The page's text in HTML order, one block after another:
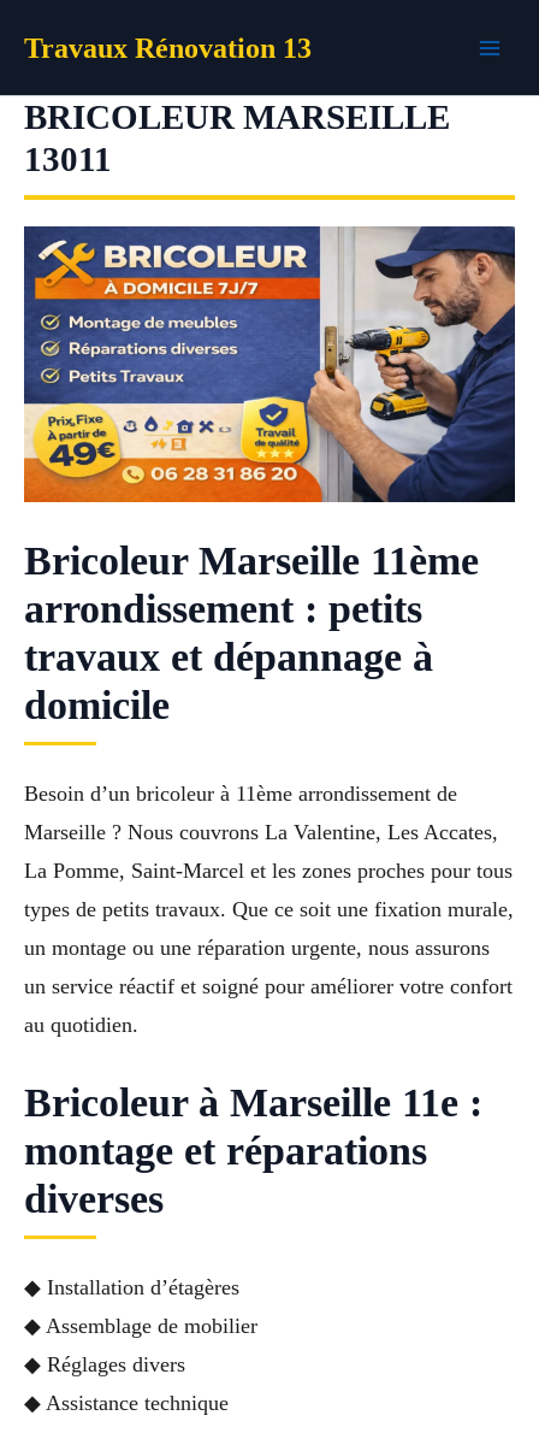
Travaux Rénovation 13
BRICOLEUR MARSEILLE
13011
Bricoleur Marseille 11ème
arrondissement : petits
travaux et dépannage à
domicile
Besoin d’un bricoleur à 11ème arrondissement de
Marseille ? Nous couvrons La Valentine, Les Accates,
La Pomme, Saint-Marcel et les zones proches pour tous
types de petits travaux. Que ce soit une fixation murale,
un montage ou une réparation urgente, nous assurons
un service réactif et soigné pour améliorer votre confort
au quotidien.
Bricoleur à Marseille 11e :
montage et réparations
diverses
◆ Installation d’étagères
◆ Assemblage de mobilier
◆ Réglages divers
◆ Assistance technique